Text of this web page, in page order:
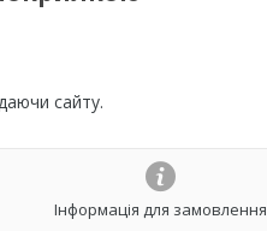
сайту.
Інформація для замовлення